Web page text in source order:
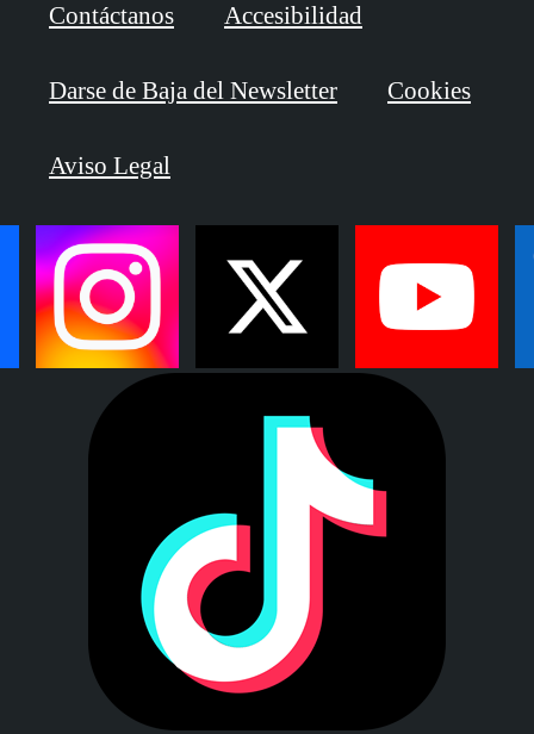
Contáctanos Accesibilidad
Darse de Baja del Newsletter Cookies
Aviso Legal